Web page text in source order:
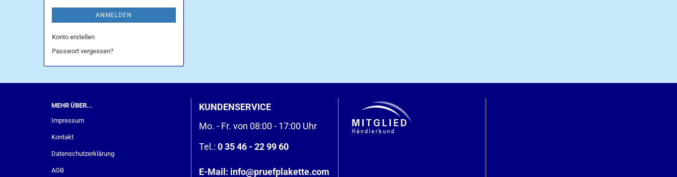
ANMELDEN
Konto erstellen
Passwort vergessen?
MEHR ÜBER...
Impressum
Kontakt
Datenschutzerklärung
AGB
KUNDENSERVICE
Mo. - Fr. von 08:00 - 17:00 Uhr
Tel.: 0 35 46 - 22 99 60
E-Mail: info@pruefplakette.com